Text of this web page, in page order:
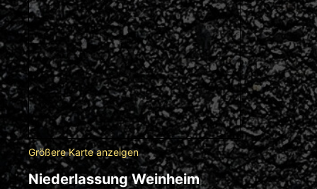
Größere Karte anzeigen
Niederlassung Weinheim